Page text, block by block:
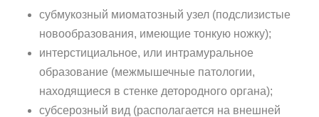
субмукозный миоматозный узел (подслизистые
новообразования, имеющие тонкую ножку);
интерстициальное, или интрамуральное
образование (межмышечные патологии,
находящиеся в стенке детородного органа);
субсерозный вид (располагается на внешней